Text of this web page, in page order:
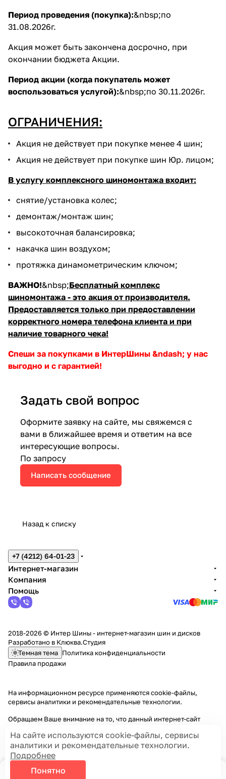
Период проведения (покупка):&nbsp;по
31.08.2026г.
Акция может быть закончена досрочно, при
окончании бюджета Акции.
Период акции (когда покупатель может
воспользоваться услугой):&nbsp;по 30.11.2026г.
ОГРАНИЧЕНИЯ:
Акция не действует при покупке менее 4 шин;
Акция не действует при покупке шин Юр. лицом;
В услугу комплексного шиномонтажа входит:
cнятие/установка колес;
демонтаж/монтаж шин;
высокоточная балансировка;
накачка шин воздухом;
протяжка динамометрическим ключом;
ВАЖНО!&nbsp;Бесплатный комплекс
шиномонтажа - это акция от производителя.
Предоставляется только при предоставлении
корректного номера телефона клиента и при
наличие товарного чека!
Спеши за покупками в ИнтерШины &ndash; у нас
выгодно и с гарантией!
Задать свой вопрос
Оформите заявку на сайте, мы свяжемся с
вами в ближайшее время и ответим на все
интересующие вопросы.
По запросу
Написать сообщение
Назад к списку
+7 (4212) 64-01-23
Интернет-магазин
Компания
Помощь
2018-2026 © Интер Шины - интернет-магазин шин и дисков
Разработано в Клюква.Студия
Темная тема Политика конфиденциальности
Правила продажи
На информационном ресурсе применяютсяcookie-файлы,
сервисы аналитики и рекомендательные технологии.
Обращаем Ваше внимание на то, что данный интернет-сайт
условиях информационные материалы и цены, размещенные на
сайте, не являются публичной офертой, определяемой
положениями Статей 435 и 437 Гражданского кодекса РФ.
На сайте используются cookie-файлы, сервисы
аналитики и рекомендательные технологии.
Подробнее
Понятно